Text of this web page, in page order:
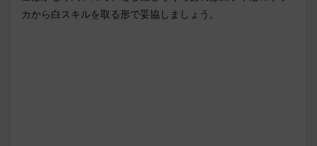
カから白スキルを取る形で妥協しましょう。